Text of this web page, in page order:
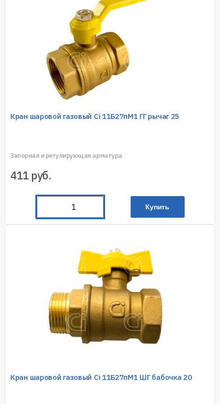
Кран шаровой газовый Ci 11Б27пМ1 ГГ рычаг 25
Запорная и регулирующая арматура
411 руб.
Купить
Кран шаровой газовый Ci 11Б27пМ1 ШГ бабочка 20